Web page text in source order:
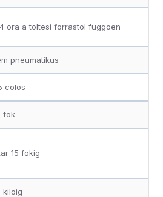
ora a toltesi forrastol fuggoen
pneumatikus
colos
fok
15 fokig
kiloig